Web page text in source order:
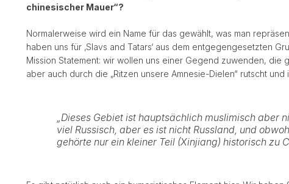
chinesischer Mauer“?
Normalerweise wird ein Name für das gewählt, was man
haben uns für ‚Slavs and Tatars‘ aus dem entgegengesetzten
Mission Statement: wir wollen uns einer Gegend zuwenden, die
aber auch durch die „Ritzen unsere Amnesie-Dielen“ rutscht
„Dieses Gebiet ist hauptsächlich muslimisch aber
viel Russisch, aber es ist nicht Russland, und
gehörte nur ein kleiner Teil (Xinjiang) historisch zu